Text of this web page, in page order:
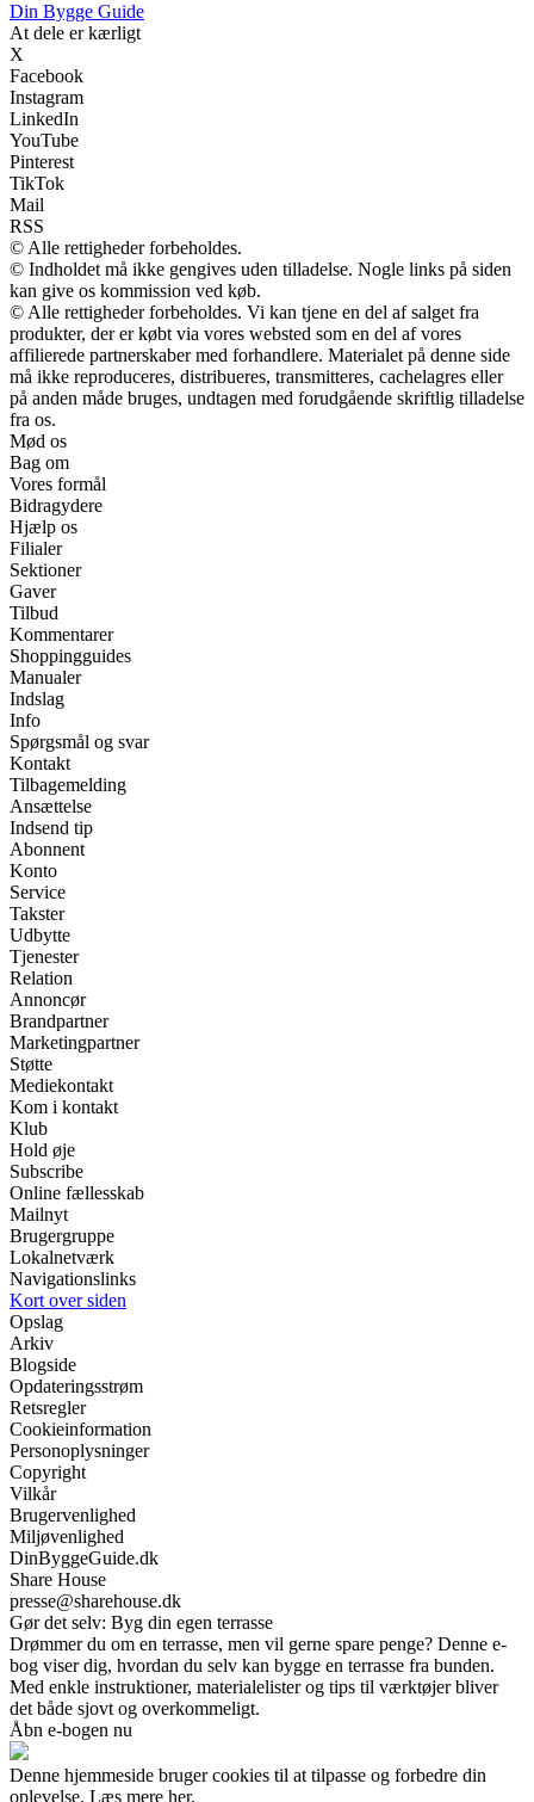
Din Bygge Guide
At dele er kærligt
X
Facebook
Instagram
LinkedIn
YouTube
Pinterest
TikTok
Mail
RSS
© Alle rettigheder forbeholdes.
© Indholdet må ikke gengives uden tilladelse. Nogle links på siden
kan give os kommission ved køb.
© Alle rettigheder forbeholdes. Vi kan tjene en del af salget fra
produkter, der er købt via vores websted som en del af vores
affilierede partnerskaber med forhandlere. Materialet på denne side
må ikke reproduceres, distribueres, transmitteres, cachelagres eller
på anden måde bruges, undtagen med forudgående skriftlig tilladelse
fra os.
Mød os
Bag om
Vores formål
Bidragydere
Hjælp os
Filialer
Sektioner
Gaver
Tilbud
Kommentarer
Shoppingguides
Manualer
Indslag
Info
Spørgsmål og svar
Kontakt
Tilbagemelding
Ansættelse
Indsend tip
Abonnent
Konto
Service
Takster
Udbytte
Tjenester
Relation
Annoncør
Brandpartner
Marketingpartner
Støtte
Mediekontakt
Kom i kontakt
Klub
Hold øje
Subscribe
Online fællesskab
Mailnyt
Brugergruppe
Lokalnetværk
Navigationslinks
Kort over siden
Opslag
Arkiv
Blogside
Opdateringsstrøm
Retsregler
Cookieinformation
Personoplysninger
Copyright
Vilkår
Brugervenlighed
Miljøvenlighed
DinByggeGuide.dk
Share House
presse@sharehouse.dk
Gør det selv: Byg din egen terrasse
Drømmer du om en terrasse, men vil gerne spare penge? Denne e-
bog viser dig, hvordan du selv kan bygge en terrasse fra bunden.
Med enkle instruktioner, materialelister og tips til værktøjer bliver
det både sjovt og overkommeligt.
Åbn e-bogen nu
Denne hjemmeside bruger cookies til at tilpasse og forbedre din
oplevelse. Læs mere her.